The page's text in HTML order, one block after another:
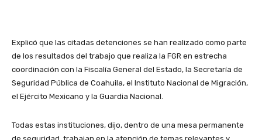
Explicó que las citadas detenciones se han realizado como parte
de los resultados del trabajo que realiza la FGR en estrecha
coordinación con la Fiscalía General del Estado, la Secretaría de
Seguridad Pública de Coahuila, el Instituto Nacional de Migración,
el Ejército Mexicano y la Guardia Nacional.
Todas estas instituciones, dijo, dentro de una mesa permanente